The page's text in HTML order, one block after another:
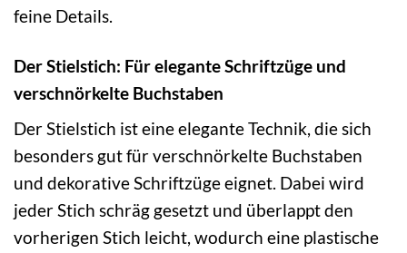
feine Details.
Der Stielstich: Für elegante Schriftzüge und
verschnörkelte Buchstaben
Der Stielstich ist eine elegante Technik, die sich
besonders gut für verschnörkelte Buchstaben
und dekorative Schriftzüge eignet. Dabei wird
jeder Stich schräg gesetzt und überlappt den
vorherigen Stich leicht, wodurch eine plastische